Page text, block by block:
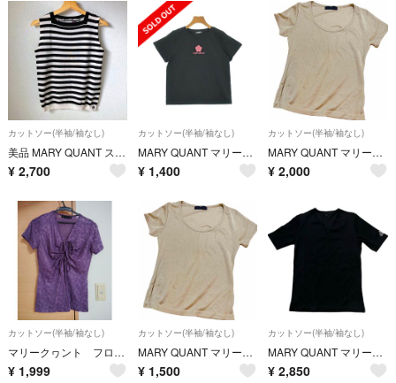
カットソー(半袖/袖なし)
美品 MARY QUANT スクエアネックノースリーブトップス お花ロゴ刺繍
¥ 2,700
カットソー(半袖/袖なし)
MARY QUANT マリークワント Tシャツ・カットソー M 黒 【古着】【中古】【送料無料】
¥ 1,400
カットソー(半袖/袖なし)
MARY QUANT マリークワント ベージュ トップス ラメ入り
¥ 2,000
カットソー(半袖/袖なし)
マリークヮント フロントギャザー入りパープルトップス M
¥ 1,999
カットソー(半袖/袖なし)
MARY QUANT マリークワント ベージュ トップス ラメ入り
¥ 1,500
カットソー(半袖/袖なし)
MARY QUANT マリークワント トップス ブラック 黒 半袖 デイジー
¥ 2,850